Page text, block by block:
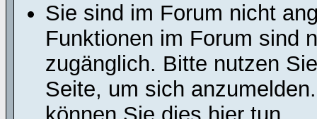
Sie sind im Forum nicht
Funktionen im Forum sind
zugänglich. Bitte nutzen
Seite, um sich